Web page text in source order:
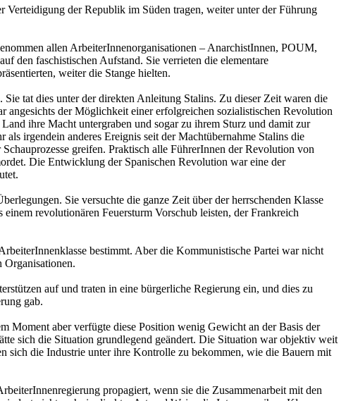
Verteidigung der Republik im Süden tragen, weiter unter der Führung
allen ArbeiterInnenorganisationen – AnarchistInnen, POUM,
den faschistischen Aufstand. Sie verrieten die elementare
weiter die Stange hielten.
tat dies unter der direkten Anleitung Stalins. Zu dieser Zeit waren die
angesichts der Möglichkeit einer erfolgreichen sozialistischen Revolution
ihre Macht untergraben und sogar zu ihrem Sturz und damit zur
irgendein anderes Ereignis seit der Machtübernahme Stalins die
greifen. Praktisch alle FührerInnen der Revolution von
Die Entwicklung der Spanischen Revolution war eine der
Sie versuchte die ganze Zeit über der herrschenden Klasse
revolutionären Feuersturm Vorschub leisten, der Frankreich
bestimmt. Aber die Kommunistische Partei war nicht
Organisationen.
auf und traten in eine bürgerliche Regierung ein, und dies zu
gab.
Moment aber verfügte diese Position wenig Gewicht an der Basis der
sich die Situation grundlegend geändert. Die Situation war objektiv weit
sich die Industrie unter ihre Kontrolle zu bekommen, wie die Bauern mit
propagiert, wenn sie die Zusammenarbeit mit den